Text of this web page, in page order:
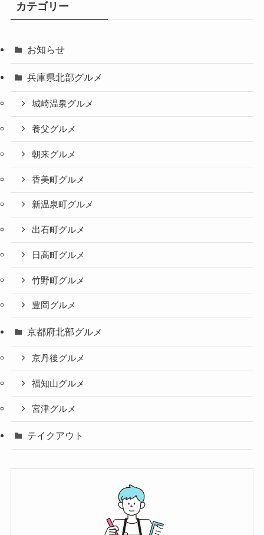
ブ
カテゴリー
お知らせ
兵庫県北部グルメ
城崎温泉グルメ
養父グルメ
朝来グルメ
香美町グルメ
新温泉町グルメ
出石町グルメ
日高町グルメ
竹野町グルメ
豊岡グルメ
京都府北部グルメ
京丹後グルメ
福知山グルメ
宮津グルメ
テイクアウト